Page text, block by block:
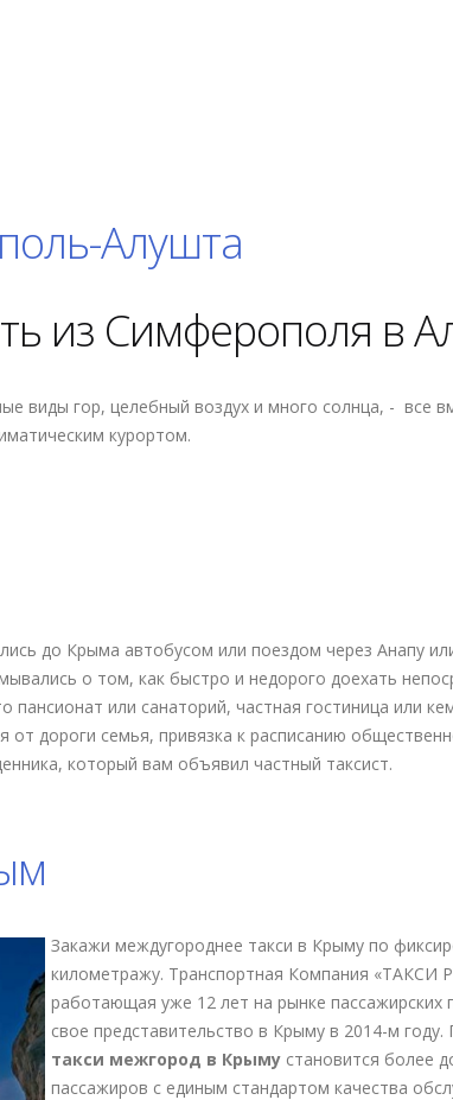
Алушта
из Симферополя в
виды гор, целебный воздух и много солнца, - все
курортом.
до Крыма автобусом или поездом через Анапу
о том, как быстро и недорого доехать
пансионат или санаторий, частная гостиница или
от дороги семья, привязка к расписанию
который вам объявил частный таксист.
Закажи междугороднее такси в Крыму по
километражу. Транспортная Компания «ТАКСИ
работающая уже 12 лет на рынке пассажирских
свое представительство в Крыму в 2014-м году.
такси межгород в Крыму становится более
пассажиров с единым стандартом качества